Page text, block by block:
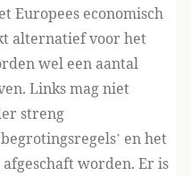
Europees economisch
alternatief voor het
wel een aantal
Links mag niet
streng
en het
worden. Er is